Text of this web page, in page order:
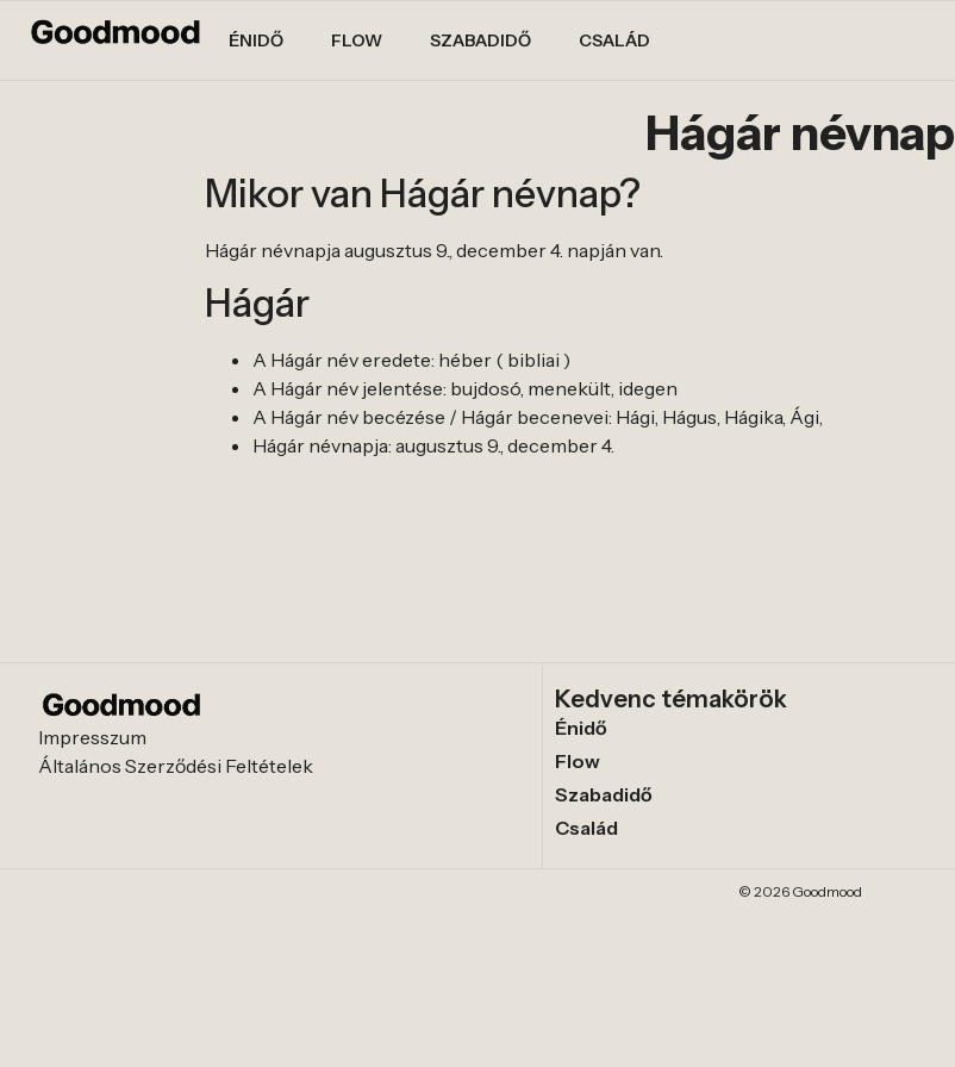
ÉNIDŐ FLOW SZABADIDŐ CSALÁD
Hágár névnap
Mikor van Hágár névnap?
Hágár névnapja augusztus 9., december 4. napján van.
Hágár
A Hágár név eredete: héber ( bibliai )
A Hágár név jelentése: bujdosó, menekült, idegen
A Hágár név becézése / Hágár becenevei: Hági, Hágus, Hágika, Ági,
Hágár névnapja: augusztus 9., december 4.
Impresszum
Általános Szerződési Feltételek
Kedvenc témakörök
Énidő
Flow
Szabadidő
Család
© 2026 Goodmood